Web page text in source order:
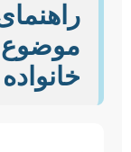
موضوع
خانواده